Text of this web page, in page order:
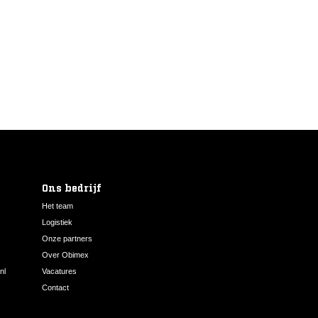
Ons bedrijf
Het team
Logistiek
Onze partners
Over Obimex
Vacatures
Contact